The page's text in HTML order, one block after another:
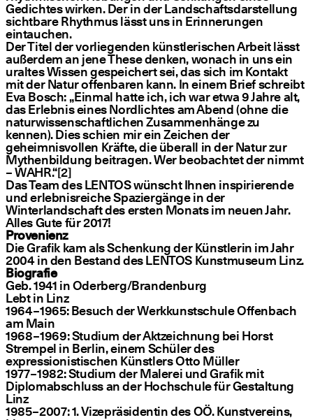
Gedichtes wirken. Der in der Landschaftsdarstellung
sichtbare Rhythmus lässt uns in Erinnerungen
eintauchen.
Der Titel der vorliegenden künstlerischen Arbeit lässt
außerdem an jene These denken, wonach in uns ein
uraltes Wissen gespeichert sei, das sich im Kontakt
mit der Natur offenbaren kann. In einem Brief schreibt
Eva Bosch:„Einmal hatte ich, ich war etwa 9 Jahre alt,
das Erlebnis eines Nordlichtes am Abend (ohne die
naturwissenschaftlichen Zusammenhänge zu
kennen). Dies schien mir ein Zeichen der
geheimnisvollen Kräfte, die überall in der Natur zur
Mythenbildung beitragen. Wer beobachtet der nimmt
– WAHR.“[2]
Das Team des LENTOS wünscht Ihnen inspirierende
und erlebnisreiche Spaziergänge in der
Winterlandschaft des ersten Monats im neuen Jahr.
Alles Gute für 2017!
Provenienz
Die Grafik kam als Schenkung der Künstlerin im Jahr
2004 in den Bestand des LENTOS Kunstmuseum Linz.
Biografie
Geb. 1941 in Oderberg/​Brandenburg
Lebt in Linz
1964 – 1965: Besuch der Werkkunstschule Offenbach
am Main
1968 – 1969: Studium der Aktzeichnung bei Horst
Strempel in Berlin, einem Schüler des
expressionistischen Künstlers Otto Müller
1977 – 1982: Studium der Malerei und Grafik mit
Diplomabschluss an der Hochschule für Gestaltung
Linz
1985 – 2007: 1. Vizepräsidentin des OÖ. Kunstvereins,